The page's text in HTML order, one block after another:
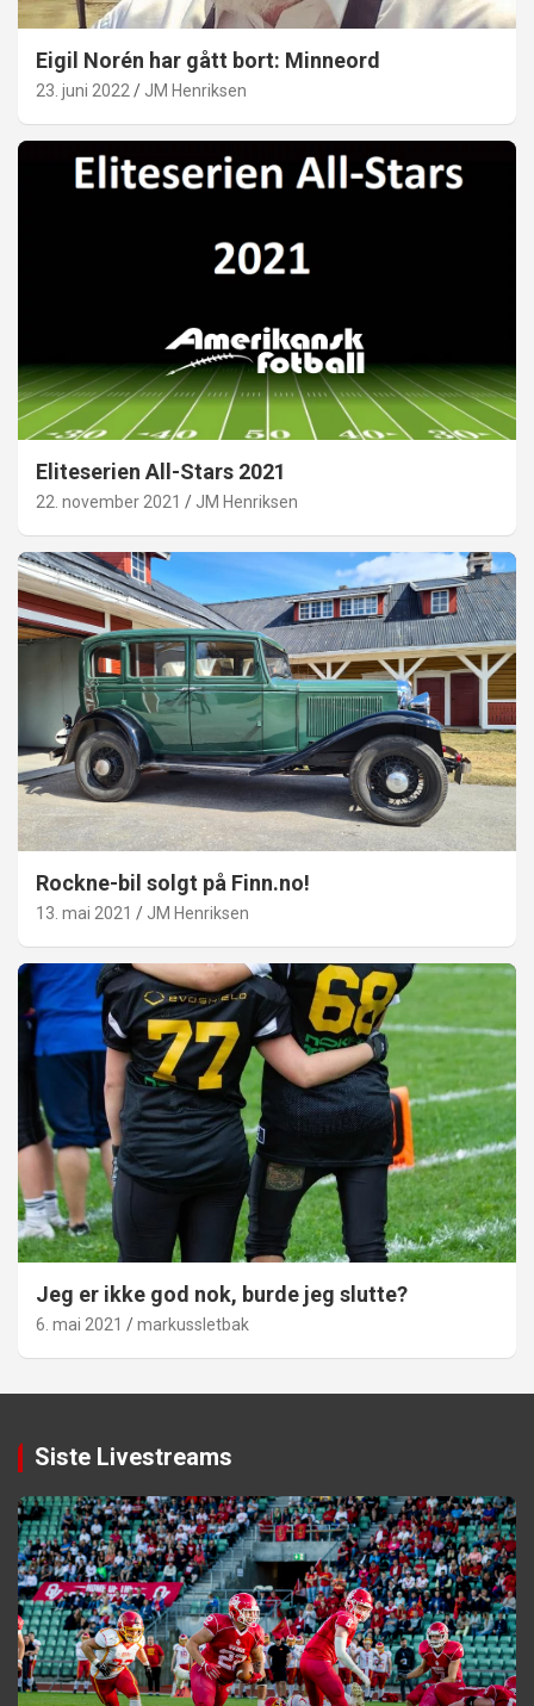
Eigil Norén har gått bort: Minneord
23. juni 2022 JM Henriksen
Eliteserien All-Stars 2021
22. november 2021 JM Henriksen
Rockne-bil solgt på Finn.no!
13. mai 2021 JM Henriksen
Jeg er ikke god nok, burde jeg slutte?
6. mai 2021 markussletbak
Siste Livestreams